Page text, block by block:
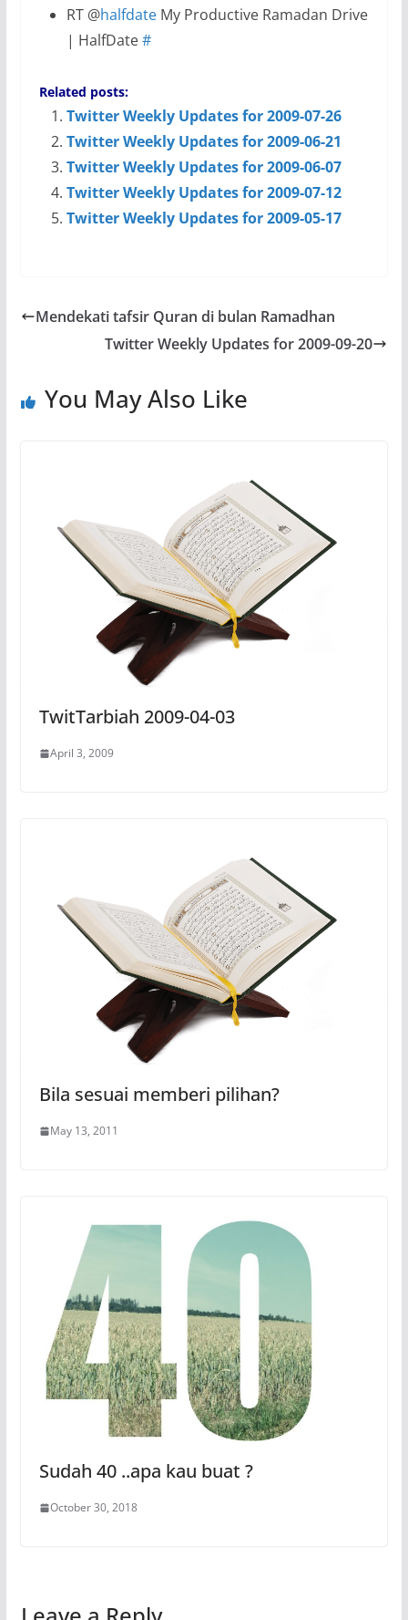
RT @halfdateMy Productive Ramadan Drive
| HalfDate#
Related posts:
Twitter Weekly Updates for 2009-07-26
Twitter Weekly Updates for 2009-06-21
Twitter Weekly Updates for 2009-06-07
Twitter Weekly Updates for 2009-07-12
Twitter Weekly Updates for 2009-05-17
Mendekati tafsir Quran di bulan Ramadhan
Twitter Weekly Updates for 2009-09-20
You May Also Like
TwitTarbiah 2009-04-03
April 3, 2009
Bila sesuai memberi pilihan?
May 13, 2011
Sudah 40 ..apa kau buat ?
October 30, 2018